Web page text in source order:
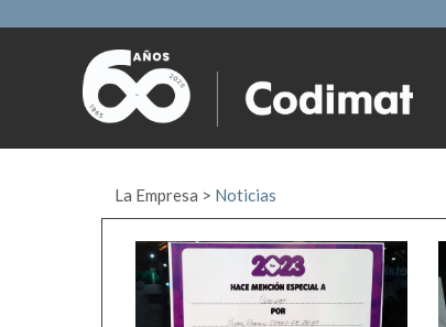
La Empresa > Noticias